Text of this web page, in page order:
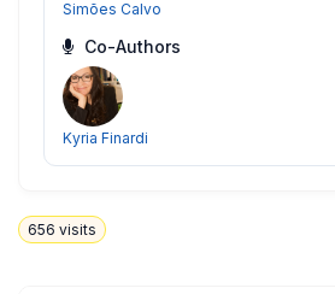
Simões Calvo
Co-Authors
Kyria Finardi
656 visits